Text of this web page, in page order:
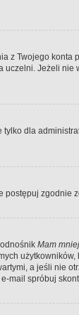
z Twojego konta
uczelni. Jeżeli
tylko dla
postępuj zgodnie
Mam
a jeśli nie
mail spróbuj